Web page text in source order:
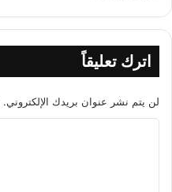
اترك تعليقاً
لن يتم نشر عنوان بريدك الإلكتروني.